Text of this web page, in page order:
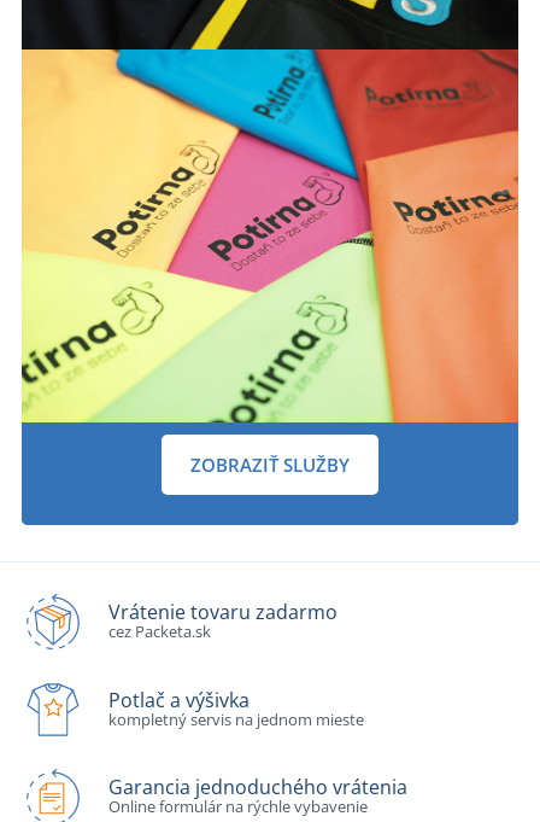
ZOBRAZIŤ SLUŽBY
Vrátenie tovaru zadarmo
cez Packeta.sk
Potlač a výšivka
kompletný servis na jednom mieste
Garancia jednoduchého vrátenia
Online formulár na rýchle vybavenie